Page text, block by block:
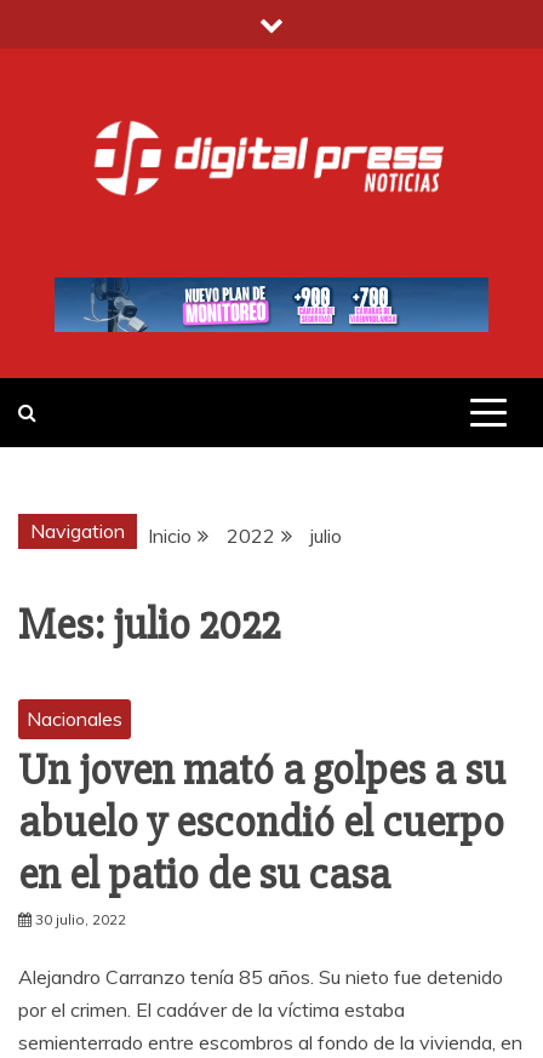
al
DIGITAL PRESS
Navigation Inicio 2022 julio
Mes:julio 2022
Nacionales
Un joven mató a golpes a su
abuelo y escondió el cuerpo
en el patio de su casa
30 julio, 2022
Alejandro Carranzo tenía 85 años. Su nieto fue detenido
por el crimen. El cadáver de la víctima estaba
semienterrado entre escombros al fondo de la vivienda, en